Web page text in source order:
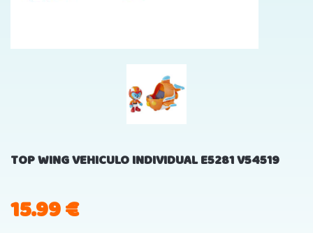
TOP WING VEHICULO INDIVIDUAL E5281 V54519
15.99€